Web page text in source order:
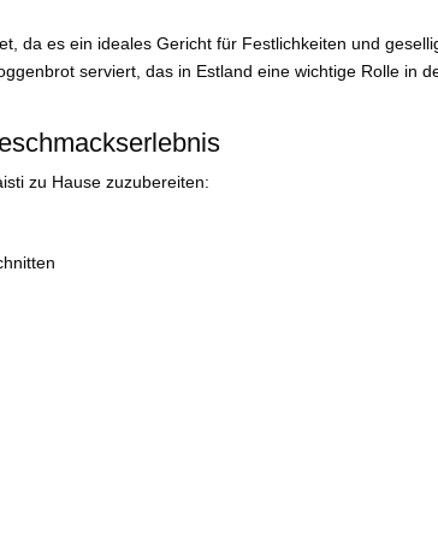
da es ein ideales Gericht für Festlichkeiten und
serviert, das in Estland eine wichtige Rolle in
zu Hause zuzubereiten: